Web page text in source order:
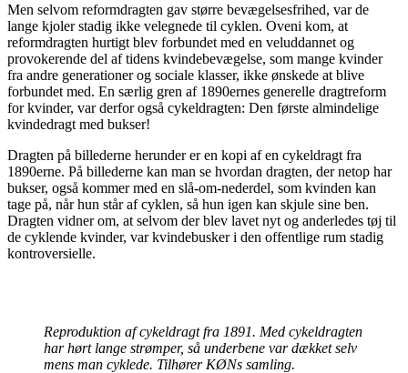
Men selvom reformdragten gav større bevægelsesfrihed, var de
lange kjoler stadig ikke velegnede til cyklen. Oveni kom, at
reformdragten hurtigt blev forbundet med en veluddannet og
provokerende del af tidens kvindebevægelse, som mange kvinder
fra andre generationer og sociale klasser, ikke ønskede at blive
forbundet med. En særlig gren af 1890ernes generelle dragtreform
for kvinder, var derfor også cykeldragten: Den første almindelige
kvindedragt med bukser!
Dragten på billederne herunder er en kopi af en cykeldragt fra
1890erne. På billederne kan man se hvordan dragten, der netop har
bukser, også kommer med en slå-om-nederdel, som kvinden kan
tage på, når hun står af cyklen, så hun igen kan skjule sine ben.
Dragten vidner om, at selvom der blev lavet nyt og anderledes tøj til
de cyklende kvinder, var kvindebusker i den offentlige rum stadig
kontroversielle.
Reproduktion af cykeldragt fra 1891. Med cykeldragten
har hørt lange strømper, så underbene var dækket selv
mens man cyklede. Tilhører KØNs samling.